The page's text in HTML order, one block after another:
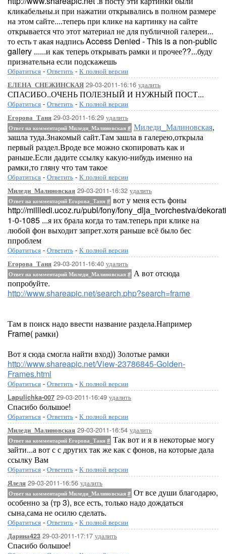
кликабельны.и при нажатии открывались в полном размере
на этом сайте....теперь при клике на картинку на сайте
открывается что этот материал не для публичной галереи...
то есть т акая надпись Access Denied - This is a non-public
gallery ......и как теперь открывать рамки и прочее??...буду
признательна если подскажешь
Обратиться - Ответить - К полной версии
ЕЛЕНА_СНЕЖИНСКАЯ 29-03-2011-16:16 удалить
СПАСИБО..ОЧЕНЬ ПОЛЕЗНЫЙ И НУЖНЫЙ ПОСТ...
Обратиться - Ответить - К полной версии
Егорова_Таня 29-03-2011-16:29 удалить
Ответ на комментарий Миледи_Малиновская # Миледи_Малиновская,
зашла туда.Знакомый сайт.Там зашла в галерею,открыла
первый раздел.Вроде все можно скопировать как и
раньше.Если дадите ссылку какую-нибудь именно на
рамки,то гляну что там такое
Обратиться - Ответить - К полной версии
Миледи_Малиновская 29-03-2011-16:32 удалить
Ответ на комментарий Егорова_Таня # вот у меня есть фоны
http://millledi.ucoz.ru/publ/fony/fony_dlja_tvorchestva/
1-0-1085 ...я их брала когда то там.теперь при клике на
любой фон выходит запрет.хотя раньше всё было бес
ппроблем
Обратиться - Ответить - К полной версии
Егорова_Таня 29-03-2011-16:40 удалить
Ответ на комментарий Миледи_Малиновская # А вот отсюда
попробуйте.
http://www.shareapic.net/search.php?search=frame
Там в поиск надо ввести название раздела.Например
Frame( рамки)
Вот я сюда смогла найти вход)) Золотые рамки
http://www.shareapic.net/View-23786845-Golden-
Frames.html
Обратиться - Ответить - К полной версии
Lapulichka-007 29-03-2011-16:49 удалить
Спасибо большое!
Обратиться - Ответить - К полной версии
Миледи_Малиновская 29-03-2011-16:54 удалить
Ответ на комментарий Егорова_Таня # Так вот и я в некоторые могу
зайти...а вот с с других так же как с фонов, на которые дала
ссылку Вам
Обратиться - Ответить - К полной версии
Ялеля 29-03-2011-16:56 удалить
Ответ на комментарий Миледи_Малиновская # От все души благодарю,
особенно за (тр 3), все есть, только надо дождаться
сына,сама не осилю сделать.
Обратиться - Ответить - К полной версии
Дарина423 29-03-2011-17:17 удалить
Спасибо большое!